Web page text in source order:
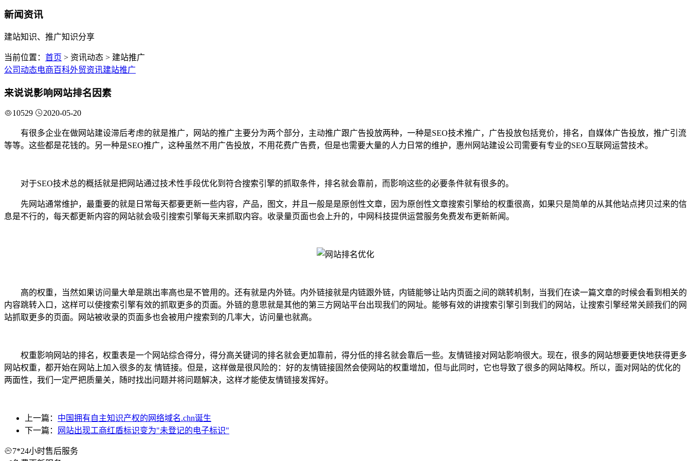
新闻资讯
建站知识、推广知识分享
当前位置： 首页 > 资讯动态 > 建站推广
公司动态电商百科外贸资讯建站推广
来说说影响网站排名因素
10529 2020-05-20
有很多企业在做网站建设滞后考虑的就是推广，网站的推广主要分为两个部分，主动推广跟广告投放两种，一种是SEO技术推广，广告投放包括竞价，排名，自媒体广告投放，推广引流
等等。这些都是花钱的。另一种是SEO推广，这种虽然不用广告投放，不用花费广告费，但是也需要大量的人力日常的维护，惠州网站建设公司需要有专业的SEO互联网运营技术。
对于SEO技术总的概括就是把网站通过技术性手段优化到符合搜索引擎的抓取条件，排名就会靠前，而影响这些的必要条件就有很多的。
先网站通常维护，最重要的就是日常每天都要更新一些内容，产品，图文，并且一般是是原创性文章，因为原创性文章搜索引擎给的权重很高，如果只是简单的从其他站点拷贝过来的信
息是不行的，每天都更新内容的网站就会吸引搜索引擎每天来抓取内容。收录量页面也会上升的，中网科技提供运营服务免费发布更新新闻。
高的权重，当然如果访问量大单是跳出率高也是不管用的。还有就是内外链。内外链接就是内链跟外链，内链能够让站内页面之间的跳转机制，当我们在读一篇文章的时候会看到相关的
内容跳转入口，这样可以使搜索引擎有效的抓取更多的页面。外链的意思就是其他的第三方网站平台出现我们的网址。能够有效的讲搜索引擎引到我们的网站，让搜索引擎经常关顾我们的网
站抓取更多的页面。网站被收录的页面多也会被用户搜索到的几率大，访问量也就高。
权重影响网站的排名，权重表是一个网站综合得分，得分高关键词的排名就会更加靠前，得分低的排名就会靠后一些。友情链接对网站影响很大。现在，很多的网站想要更快地获得更多
网站权重，都开始在网站上加入很多的友 情链接。但是，这样做是很风险的：好的友情链接固然会使网站的权重增加，但与此同时，它也导致了很多的网站降权。所以，面对网站的优化的
两面性，我们一定严把质量关，随时找出问题并将问题解决，这样才能使友情链接发挥好。
上一篇： 中国拥有自主知识产权的网络域名.chn诞生
下一篇：
网站出现工商红盾标识变为"未登记的电子标识"
7*24小时售后服务